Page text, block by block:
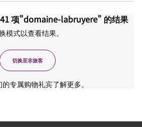
项"domaine-labruyere" 的结果
模式以查看结果。
切换至非旅客
专属购物礼宾了解更多。